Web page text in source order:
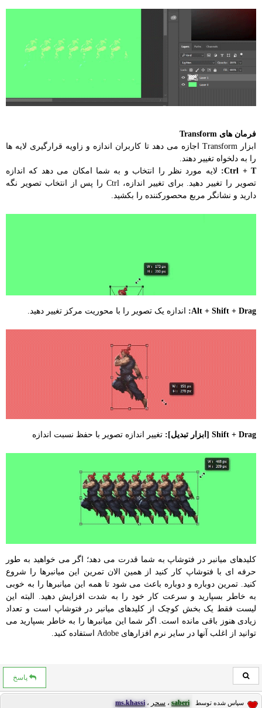
فرمان های Transform
ابزار Transform اجازه می دهد تا کاربران اندازه و زاویه قرارگیری لایه ها
را به دلخواه تغییر دهند.
Ctrl + T:
لایه مورد نظر را انتخاب و به شما امکان می دهد که اندازه
تصویر را تغییر دهید. برای تغییر اندازه، Ctrl را پس از انتخاب تصویر نگه
دارید و نشانگر مربع محصورکننده را بکشید.
Alt + Shift + Drag: اندازه یک تصویر را با محوریت مرکز تغییر دهید.
Shift + Drag [ابزار تبدیل]: تغییر اندازه تصویر با حفظ نسبت اندازه
کلیدهای میانبر در فتوشاپ به شما قدرت می دهد؛ اگر می خواهید به طور
حرفه ای با فتوشاپ کار کنید از همین الان تمرین این میانبرها را شروع
کنید. تمرین دوباره و دوباره باعث می شود تا همه این میانبرها را به خوبی
به خاطر بسپارید و سرعت کار خود را به شدت افزایش دهید. البته این
لیست فقط یک بخش کوچک از کلیدهای میانبر در فتوشاپ است و تعداد
زیادی هنوز باقی مانده است. اگر شما این میانبرها را به خاطر بسپارید می
توانید از اغلب آنها در سایر نرم افزارهای Adobe استفاده کنید.
پاسخ
سپاس شده توسط saberi، سحر ،ms.khassi